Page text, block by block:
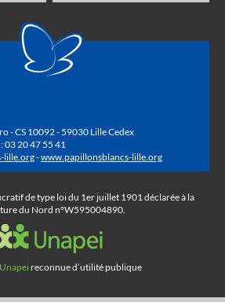
- CS 10092 - 59030 Lille Cedex
03 20 47 55 41
lille.org-www.papillonsblancs-lille.org
de type loi du 1er juillet 1901 déclarée à la
du Nord n°W595004890.
Unapeireconnue d’utilité publique